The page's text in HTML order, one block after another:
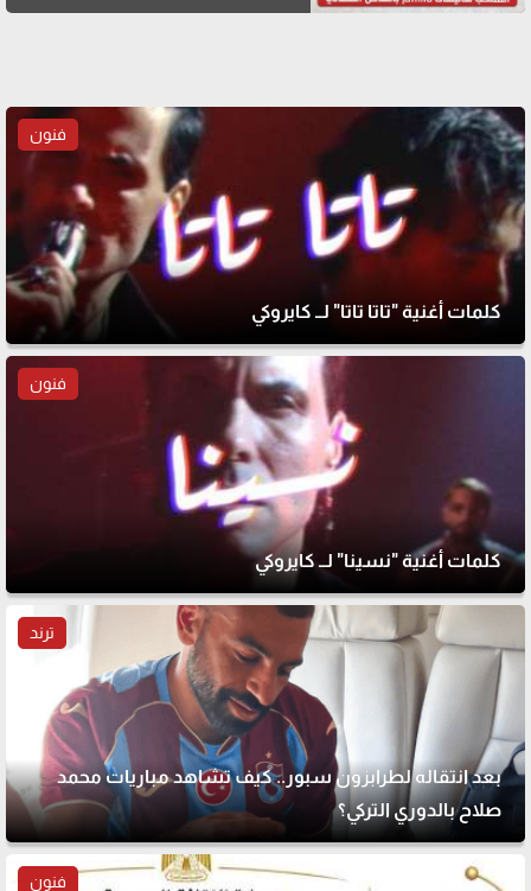
فنون
كلمات أغنية "تاتا تاتا" لــ كايروكي
فنون
كلمات أغنية "نسينا" لــ كايروكي
ترند
بعد انتقاله لطرابزون سبور.. كيف تشاهد مباريات محمد
صلاح بالدوري التركي؟
فنون